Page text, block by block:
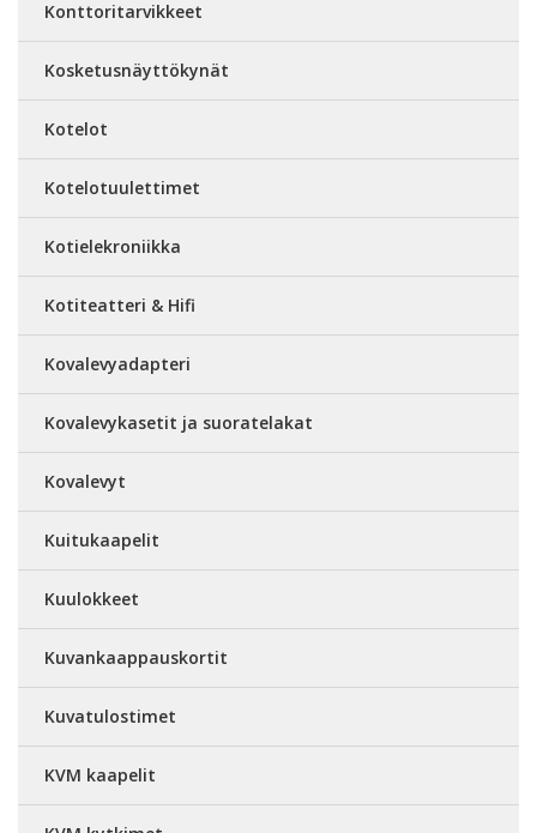
Konttoritarvikkeet
Kosketusnäyttökynät
Kotelot
Kotelotuulettimet
Kotielekroniikka
Kotiteatteri & Hifi
Kovalevyadapteri
Kovalevykasetit ja suoratelakat
Kovalevyt
Kuitukaapelit
Kuulokkeet
Kuvankaappauskortit
Kuvatulostimet
KVM kaapelit